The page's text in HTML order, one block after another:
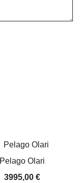
Pelago Olari
3995,00 €